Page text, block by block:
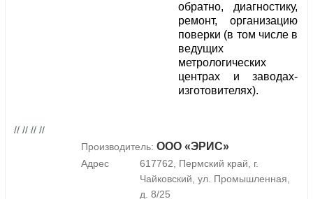
обратно, диагностику,
ремонт, организацию
поверки (в том числе в
ведущих
метрологических
центрах и заводах-
изготовителях).
// // // //
Производитель: ООО «ЭРИС»
Адрес
617762, Пермский край, г.
Чайковский, ул. Промышленная,
д. 8/25